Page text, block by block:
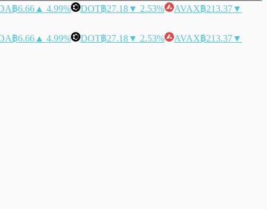
฿6.66 ▲ 4.99% DOT฿27.18▼ 2.53% AVAX฿213.37▼
฿6.66 ▲ 4.99% DOT฿27.18▼ 2.53% AVAX฿213.37▼